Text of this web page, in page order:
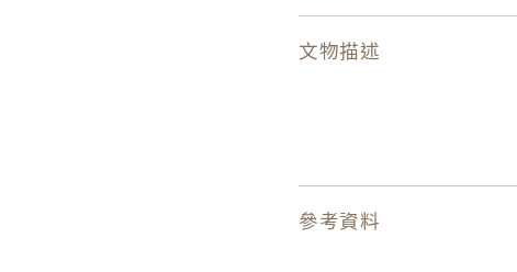
文物描述
參考資料